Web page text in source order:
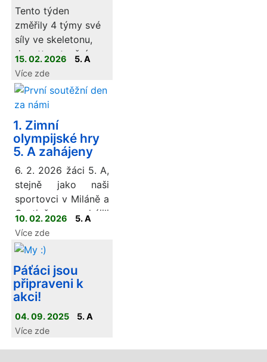
Tento týden
změřily 4 týmy své
síly ve skeletonu,
ringette, stavění
sněhuláků a rozdali
si to i v pomyslné
bílé stopě.
15. 02. 2026
5. A
Více zde
1. Zimní
olympijské hry
5. A zahájeny
6. 2. 2026 žáci 5. A,
stejně jako naši
sportovci v Miláně a
Cortině, zahájili
svoje 1. Zimní
olympijské hry
(ZOH). I když nám
momentálně schází
sněhová nadílka,
žáky to od
sportovního klání
neodradilo.
10. 02. 2026
5. A
Více zde
Páťáci jsou
připraveni k
akci!
04. 09. 2025
5. A
Více zde